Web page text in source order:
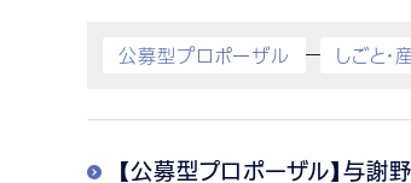
公募型プロポーザル しごと・
【公募型プロポーザル】与